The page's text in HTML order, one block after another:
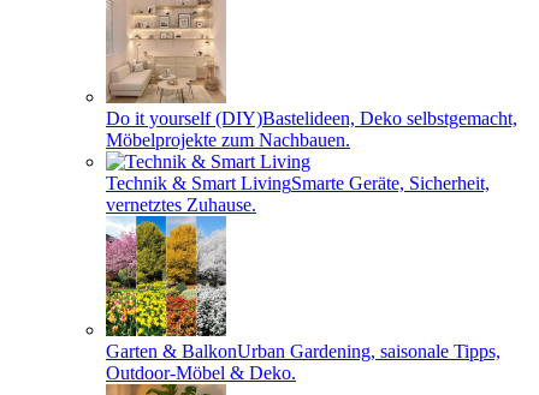
Do it yourself (DIY)Bastelideen, Deko selbstgemacht,
Möbelprojekte zum Nachbauen.
Technik & Smart LivingSmarte Geräte, Sicherheit,
vernetztes Zuhause.
Garten & BalkonUrban Gardening, saisonale Tipps,
Outdoor-Möbel & Deko.